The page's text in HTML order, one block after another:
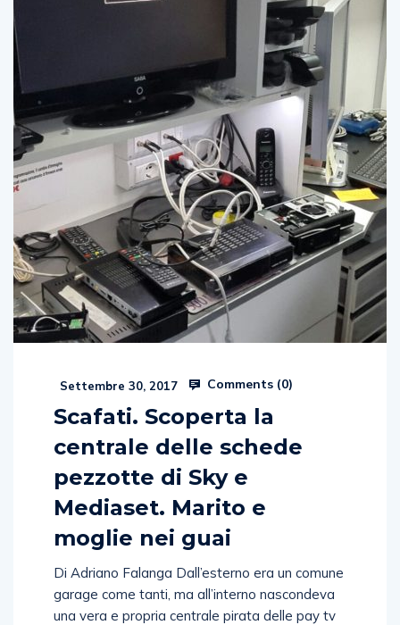
Settembre 30, 2017 Comments (0)
Scafati. Scoperta la
centrale delle schede
pezzotte di Sky e
Mediaset. Marito e
moglie nei guai
Di Adriano Falanga Dall’esterno era un comune
garage come tanti, ma all’interno nascondeva
una vera e propria centrale pirata delle pay tv